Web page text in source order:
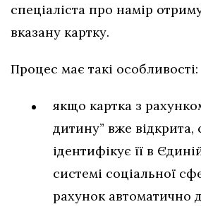
спеціаліста про намір
вказану картку.
Процес має такі особливості:
якщо картка з
дитину” вже відкрита,
ідентифікує її в
системі соціальної
рахунок автоматично